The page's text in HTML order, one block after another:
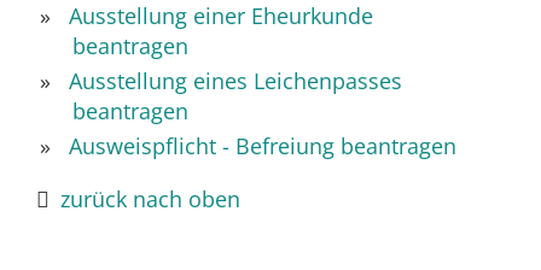
Ausstellung einer Eheurkunde
beantragen
Ausstellung eines Leichenpasses
beantragen
Ausweispflicht - Befreiung beantragen
zurück nach oben